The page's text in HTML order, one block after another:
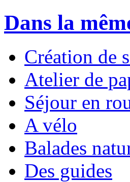
Dans la
Création de
Atelier de
Séjour en
A vélo
Balades
Des guides